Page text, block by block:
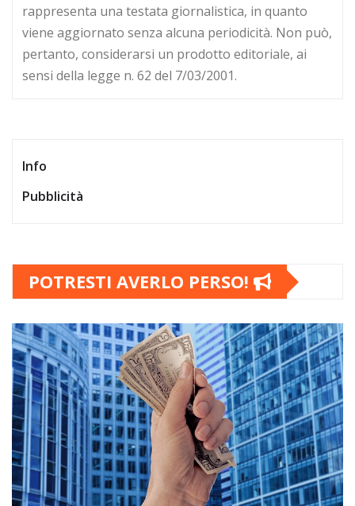
rappresenta una testata giornalistica, in quanto
viene aggiornato senza alcuna periodicità. Non può,
pertanto, considerarsi un prodotto editoriale, ai
sensi della legge n. 62 del 7/03/2001.
Info
Pubblicità
POTRESTI AVERLO PERSO!